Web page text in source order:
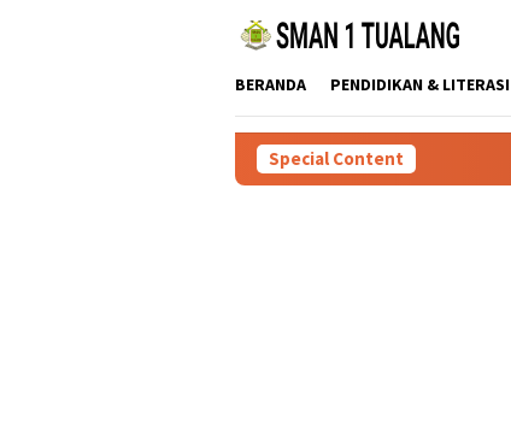
BERANDA PENDIDIKAN & LITERASI
Special Content